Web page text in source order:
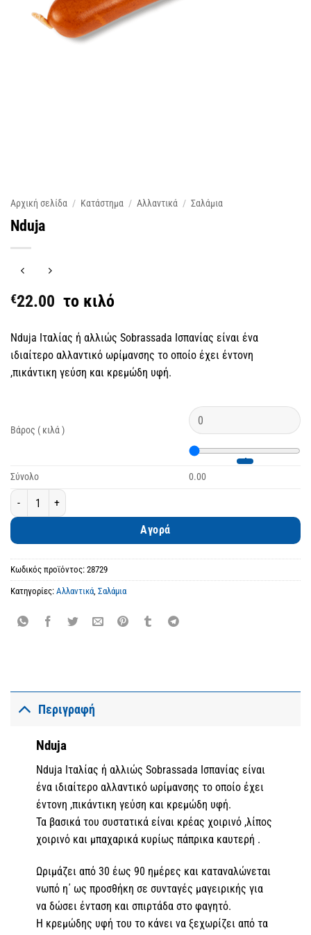
Αρχική σελίδα / Κατάστημα / Αλλαντικά / Σαλάμια
Nduja
€22.00 το κιλό
Nduja Ιταλίας ή αλλιώς Sobrassada Ισπανίας είναι ένα
ιδιαίτερο αλλαντικό ωρίμανσης το οποίο έχει έντονη
,πικάντικη γεύση και κρεμώδη υφή.
Βάρος ( κιλά )
Σύνολο
0.00
Nduja ποσότητα
Αγορά
Κωδικός προϊόντος: 28729
Κατηγορίες: Αλλαντικά, Σαλάμια
Περιγραφή
Nduja
Nduja Ιταλίας ή αλλιώς Sobrassada Ισπανίας είναι
ένα ιδιαίτερο αλλαντικό ωρίμανσης το οποίο έχει
έντονη ,πικάντικη γεύση και κρεμώδη υφή.
Τα βασικά του συστατικά είναι κρέας χοιρινό ,λίπος
χοιρινό και μπαχαρικά κυρίως πάπρικα καυτερή .
Ωριμάζει από 30 έως 90 ημέρες και καταναλώνεται
νωπό η΄ ως προσθήκη σε συνταγές μαγειρικής για
να δώσει ένταση και σπιρτάδα στο φαγητό.
Η κρεμώδης υφή του το κάνει να ξεχωρίζει από τα